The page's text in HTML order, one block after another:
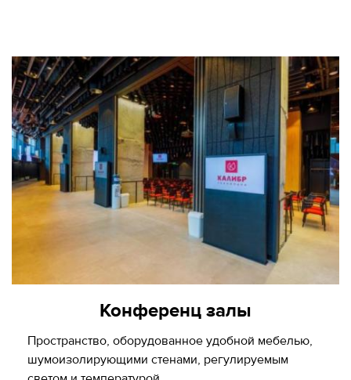
Москва,
СВАО,
ул.
Годовикова,
9
Станция
метро
Алексеевская
Режим
Чт.
17:00
Пт.
Конференц залы
Пространство, оборудованное удобной мебелью,
шумоизолирующими стенами, регулируемым